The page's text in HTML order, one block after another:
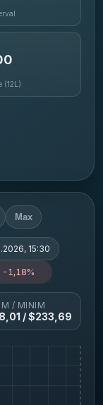
(12L)
Max
15:30
-1,18%
/ MINIM
/ $233,69